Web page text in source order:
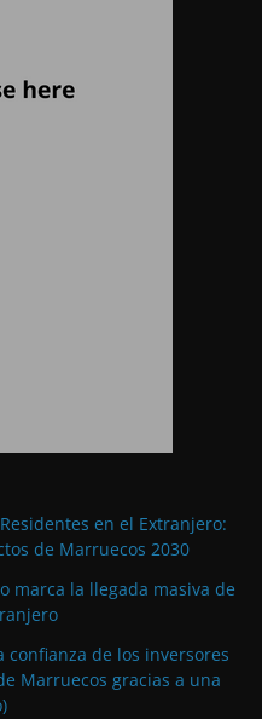
en el Extranjero:
de Marruecos 2030
marca la llegada masiva de
confianza de los inversores
Marruecos gracias a una